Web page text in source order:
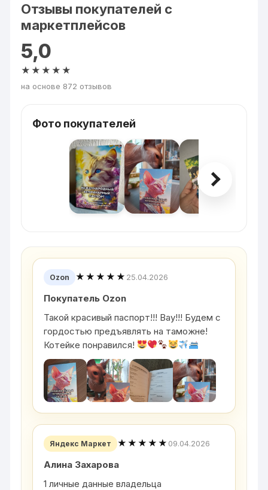
Отзывы покупателей с
маркетплейсов
5,0
★★★★★
на основе 872 отзывов
Фото покупателей
Ozon ★★★★★ 25.04.2026
Покупатель Ozon
Такой красивый паспорт!!! Вау!!! Будем с
гордостью предъявлять на таможне!
Котейке понравился!
Яндекс Маркет ★★★★★ 09.04.2026
Алина Захарова
1 личные данные владельца